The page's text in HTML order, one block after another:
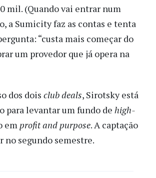
mil. (Quando vai entrar num
a Sumicity faz as contas e tenta
“custa mais começar do
um provedor que já opera na
dos dois club deals, Sirotsky está
para levantar um fundo de high-
em profit and purpose. A captação
no segundo semestre.